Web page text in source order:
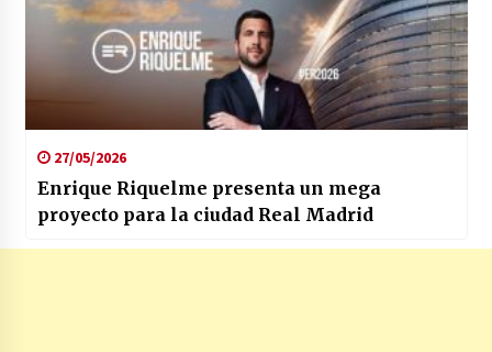
27/05/2026
Enrique Riquelme presenta un mega
proyecto para la ciudad Real Madrid